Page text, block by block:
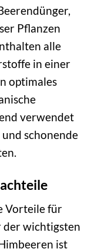
Pflanzen
alle
in einer
optimales
verwendet
schonende
Vorteile für
der wichtigsten
ist